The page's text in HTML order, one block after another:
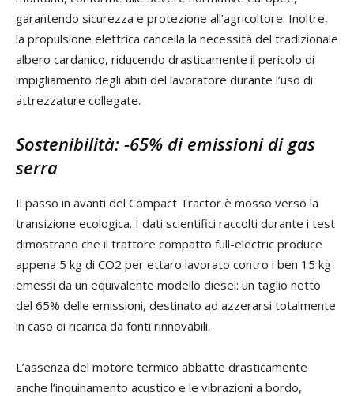
garantendo sicurezza e protezione all’agricoltore. Inoltre,
la propulsione elettrica cancella la necessità del tradizionale
albero cardanico, riducendo drasticamente il pericolo di
impigliamento degli abiti del lavoratore durante l’uso di
attrezzature collegate.
Sostenibilità: -65% di emissioni di gas
serra
Il passo in avanti del Compact Tractor è mosso verso la
transizione ecologica. I dati scientifici raccolti durante i test
dimostrano che il trattore compatto full-electric produce
appena 5 kg di CO2 per ettaro lavorato contro i ben 15 kg
emessi da un equivalente modello diesel: un taglio netto
del 65% delle emissioni, destinato ad azzerarsi totalmente
in caso di ricarica da fonti rinnovabili.
L’assenza del motore termico abbatte drasticamente
anche l’inquinamento acustico e le vibrazioni a bordo,